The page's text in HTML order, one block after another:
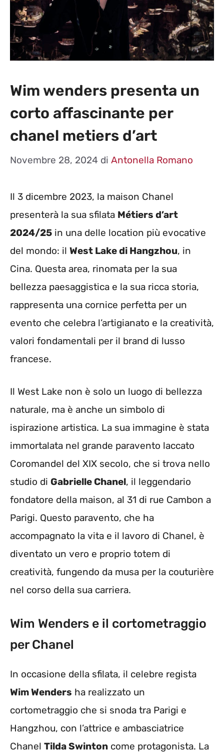
Wim wenders presenta un
corto affascinante per
chanel metiers d’art
Novembre 28, 2024 di Antonella Romano
Il 3 dicembre 2023, la maison Chanel
presenterà la sua sfilata Métiers d’art
2024/25 in una delle location più evocative
del mondo: il West Lake di Hangzhou, in
Cina. Questa area, rinomata per la sua
bellezza paesaggistica e la sua ricca storia,
rappresenta una cornice perfetta per un
evento che celebra l’artigianato e la creatività,
valori fondamentali per il brand di lusso
francese.
Il West Lake non è solo un luogo di bellezza
naturale, ma è anche un simbolo di
ispirazione artistica. La sua immagine è stata
immortalata nel grande paravento laccato
Coromandel del XIX secolo, che si trova nello
studio di Gabrielle Chanel, il leggendario
fondatore della maison, al 31 di rue Cambon a
Parigi. Questo paravento, che ha
accompagnato la vita e il lavoro di Chanel, è
diventato un vero e proprio totem di
creatività, fungendo da musa per la couturière
nel corso della sua carriera.
Wim Wenders e il cortometraggio
per Chanel
In occasione della sfilata, il celebre regista
Wim Wenders ha realizzato un
cortometraggio che si snoda tra Parigi e
Hangzhou, con l’attrice e ambasciatrice
Chanel Tilda Swinton come protagonista. La